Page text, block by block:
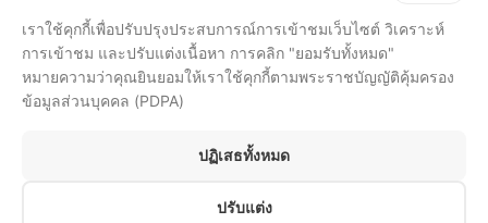
Center:
(+66) 02 612
(Document
Wallet)
ChangeLog
All rights reserved 2025. Digital Government Development Agency
เราใช้คุกกี้เพื่อปรับปรุงประสบการณ์การเข้าชมเว็บไซต์ วิเคราะห์
การเข้าชม และปรับแต่งเนื้อหา การคลิก "ยอมรับทั้งหมด"
หมายความว่าคุณยินยอมให้เราใช้คุกกี้ตามพระราชบัญญัติคุ้มครอง
ข้อมูลส่วนบุคคล (PDPA)
ปฏิเสธทั้งหมด
ปรับแต่ง